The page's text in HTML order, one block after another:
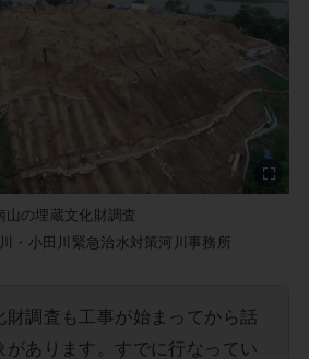
山の埋蔵文化財調査
・小田川緊急治水対策河川事務所
財調査も工事が始まってから話
があります。すでに行なってい